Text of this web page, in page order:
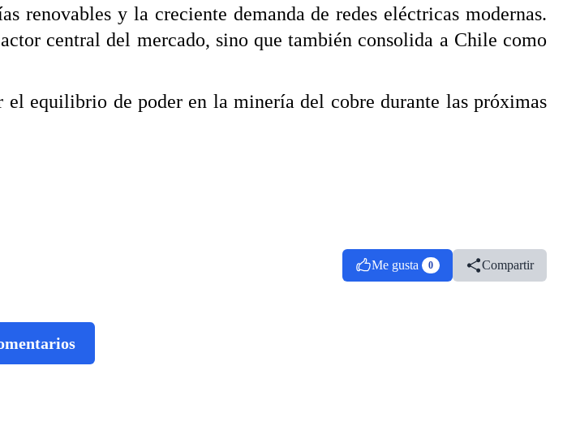
renovables y la creciente demanda de redes eléctricas modernas.
central del mercado, sino que también consolida a Chile como
equilibrio de poder en la minería del cobre durante las próximas
Me gusta 0 Compartir